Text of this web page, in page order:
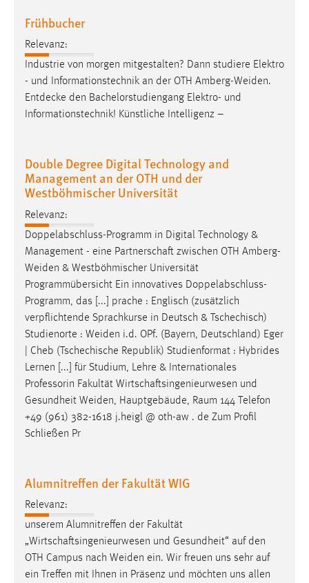
Frühbucher
Relevanz:
Industrie von morgen mitgestalten? Dann studiere Elektro
- und Informationstechnik an der OTH Amberg-Weiden.
Entdecke den Bachelorstudiengang Elektro- und
Informationstechnik! Künstliche Intelligenz –
Double Degree Digital Technology and
Management an der OTH und der
Westböhmischer Universität
Relevanz:
Doppelabschluss-Programm in Digital Technology &
Management - eine Partnerschaft zwischen OTH Amberg-
Weiden & Westböhmischer Universität
Programmübersicht Ein innovatives Doppelabschluss-
Programm, das [...] prache : Englisch (zusätzlich
verpflichtende Sprachkurse in Deutsch & Tschechisch)
Studienorte : Weiden i.d. OPf. (Bayern, Deutschland) Eger
| Cheb (Tschechische Republik) Studienformat : Hybrides
Lernen [...] für Studium, Lehre & Internationales
Professorin Fakultät Wirtschaftsingenieurwesen und
Gesundheit Weiden, Hauptgebäude, Raum 144 Telefon
+49 (961) 382-1618 j.heigl @ oth-aw . de Zum Profil
Schließen Pr
Alumnitreffen der Fakultät WIG
Relevanz:
unserem Alumnitreffen der Fakultät
„Wirtschaftsingenieurwesen und Gesundheit“ auf den
OTH Campus nach Weiden ein. Wir freuen uns sehr auf
ein Treffen mit Ihnen in Präsenz und möchten uns allen